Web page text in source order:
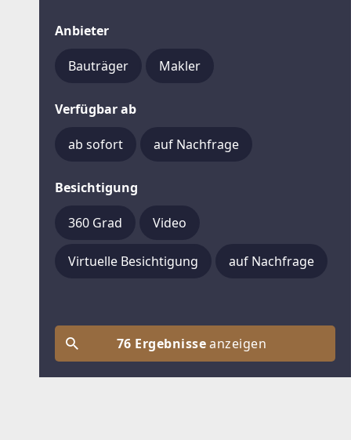
Anbieter
Bauträger Makler
Verfügbar ab
ab sofort auf Nachfrage
Besichtigung
360 Grad Video
Virtuelle Besichtigung auf Nachfrage
76 Ergebnisseanzeigen